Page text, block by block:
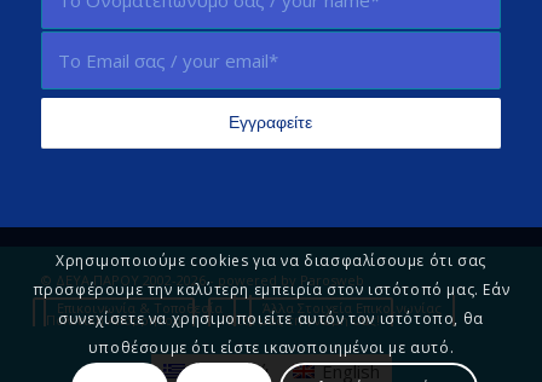
© ΔΕΥΑ ΠΑΡΟΥ 2002-2026 - powered by Parosweb
Επικοινωνία & Τοποθεσία
Άλλα Στοιχεία Επικοινωνίας
Πολιτική Απορρήτου Πείτε μας τη γνώμη σας!
Χρησιμοποιούμε cookies για να διασφαλίσουμε ότι σας
προσφέρουμε την καλύτερη εμπειρία στον ιστότοπό μας. Εάν
συνεχίσετε να χρησιμοποιείτε αυτόν τον ιστότοπο, θα
υποθέσουμε ότι είστε ικανοποιημένοι με αυτό.
Ελληνικά English